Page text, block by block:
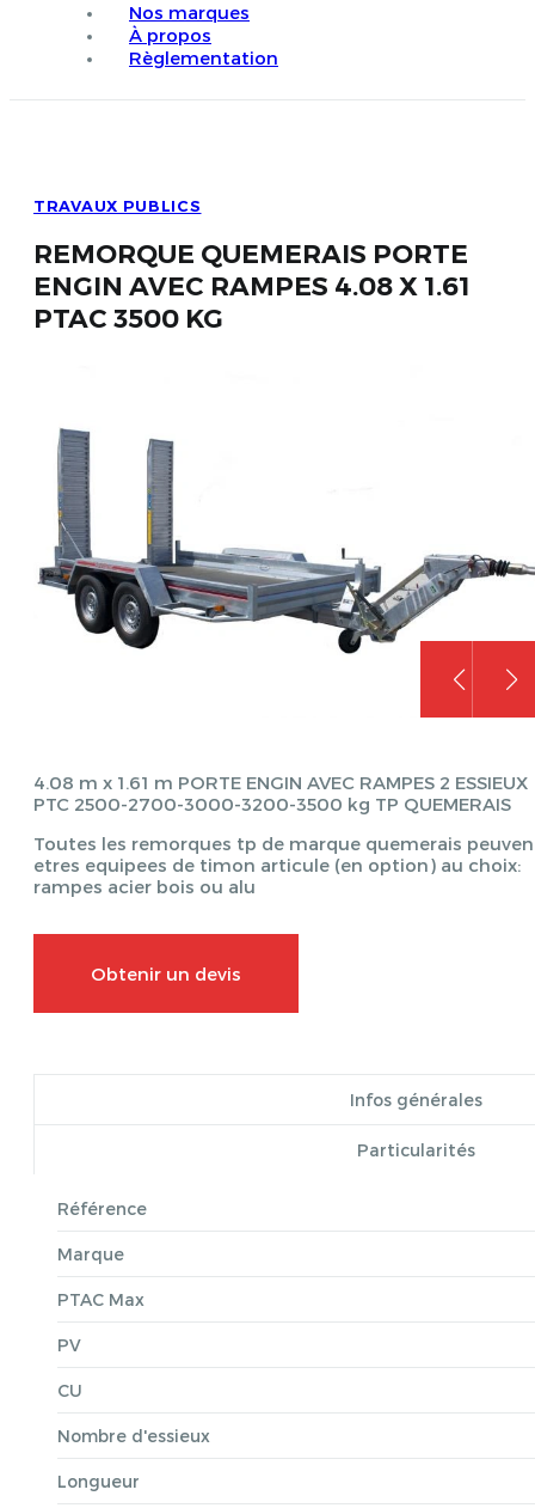
Nos marques
À propos
Règlementation
TRAVAUX PUBLICS
REMORQUE QUEMERAIS PORTE
ENGIN AVEC RAMPES 4.08 X 1.61
PTAC 3500 KG
4.08 m x 1.61 m PORTE ENGIN AVEC RAMPES 2 ESSIEUX
PTC 2500-2700-3000-3200-3500 kg TP QUEMERAIS
Toutes les remorques tp de marque quemerais
etres equipees de timon articule (en option) au choix:
rampes acier bois ou alu
Obtenir un devis
Infos générales
Particularités
Référence
Marque
PTAC Max
PV
CU
Nombre d'essieux
Longueur